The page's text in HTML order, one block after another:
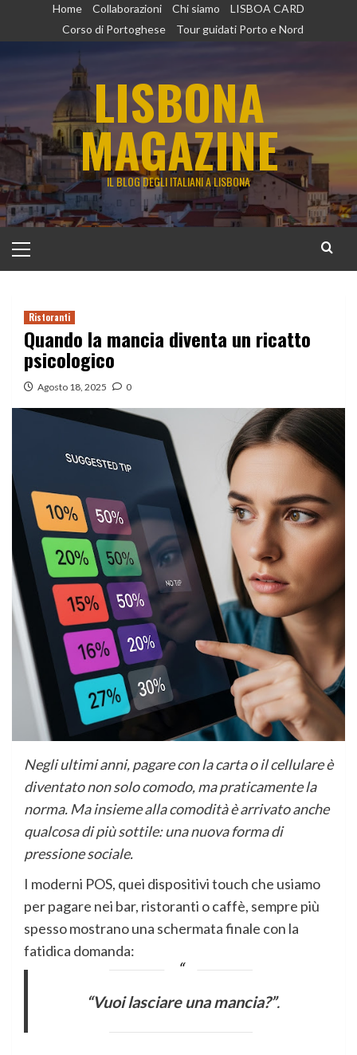
Home Collaborazioni Chi siamo
LISBOA CARD
Corso di Portoghese
Tour guidati Porto e Nord
LISBONA
MAGAZINE
IL BLOG DEGLI ITALIANI A LISBONA
principale
Ristoranti
Quando la mancia diventa un ricatto
psicologico
Agosto 18, 2025 0
Negli ultimi anni, pagare con la carta o il cellulare è
diventato non solo comodo, ma praticamente la
norma. Ma insieme alla comodità è arrivato anche
qualcosa di più sottile: una nuova forma di
pressione sociale.
I moderni POS, quei dispositivi touch che usiamo
per pagare nei bar, ristoranti o caffè, sempre più
spesso mostrano una schermata finale con la
fatidica domanda:
“Vuoi lasciare una mancia?”.